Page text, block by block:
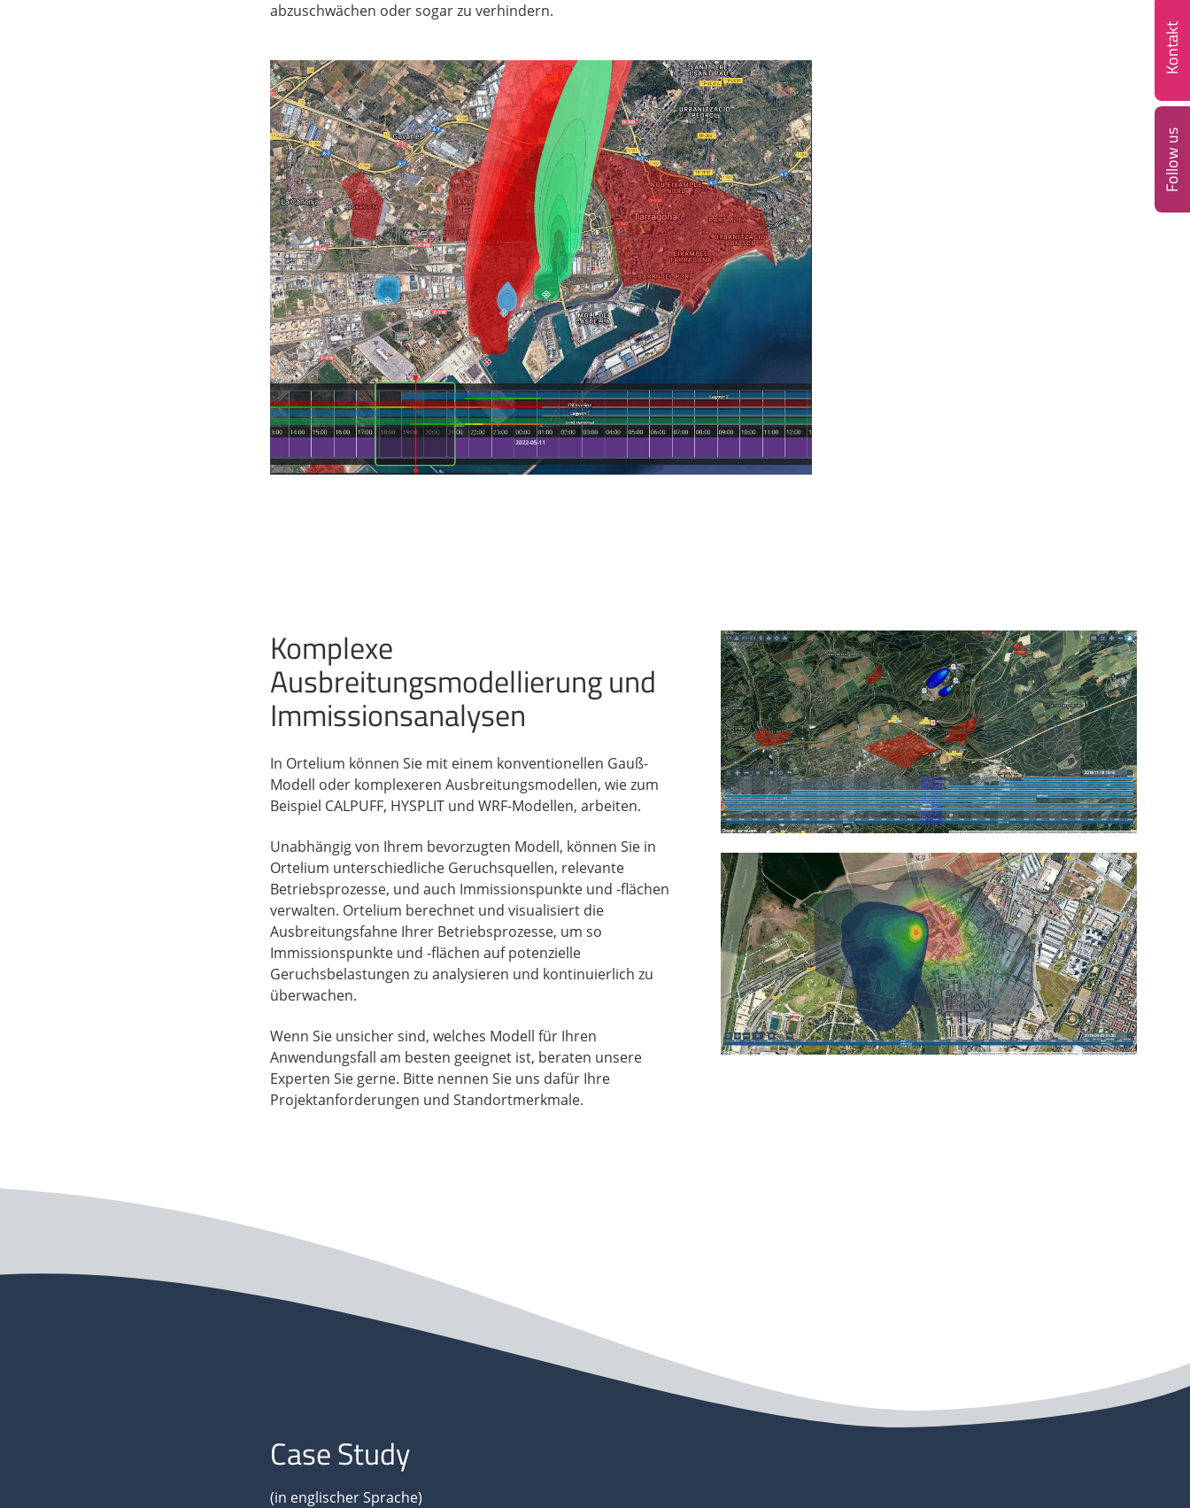
abzuschwächen oder sogar zu verhindern.
Komplexe
Ausbreitungsmodellierung und
Immissionsanalysen
In Ortelium können Sie mit einem konventionellen Gauß-
Modell oder komplexeren Ausbreitungsmodellen, wie zum
Beispiel CALPUFF, HYSPLIT und WRF-Modellen, arbeiten.
Unabhängig von Ihrem bevorzugten Modell, können Sie in
Ortelium unterschiedliche Geruchsquellen, relevante
Betriebsprozesse, und auch Immissionspunkte und -flächen
verwalten. Ortelium berechnet und visualisiert die
Ausbreitungsfahne Ihrer Betriebsprozesse, um so
Immissionspunkte und -flächen auf potenzielle
Geruchsbelastungen zu analysieren und kontinuierlich zu
überwachen.
Wenn Sie unsicher sind, welches Modell für Ihren
Anwendungsfall am besten geeignet ist, beraten unsere
Experten Sie gerne. Bitte nennen Sie uns dafür Ihre
Projektanforderungen und Standortmerkmale.
Case Study
(in englischer Sprache)
Kontakt
Follow us